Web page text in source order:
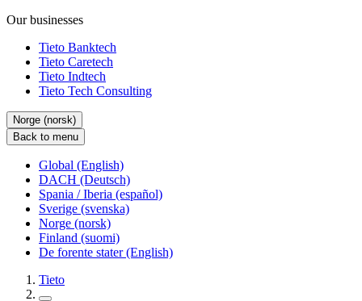
Our businesses
Tieto Banktech
Tieto Caretech
Tieto Indtech
Tieto Tech Consulting
Norge (norsk)
Back to menu
Global (English)
DACH (Deutsch)
Spania / Iberia (español)
Sverige (svenska)
Norge (norsk)
Finland (suomi)
De forente stater (English)
Tieto